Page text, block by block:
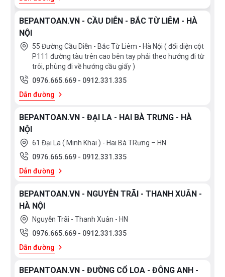
BEPANTOAN.VN - CẦU DIỄN - BẮC TỪ LIÊM - HÀ
NỘI
55 Đường Cầu Diễn - Bắc Từ Liêm - Hà Nội ( đối diện cột
P111 đường tàu trên cao bên tay phải theo hướng đi từ
trôi, phùng đi về hướng cầu giấy )
0976.665.669 - 0912.331.335
Dẫn đường
BEPANTOAN.VN - ĐẠI LA - HAI BÀ TRƯNG - HÀ
NỘI
61 Đại La ( Minh Khai ) - Hai Bà TRưng – HN
0976.665.669 - 0912.331.335
Dẫn đường
BEPANTOAN.VN - NGUYỄN TRÃI - THANH XUÂN -
HÀ NỘI
Nguyễn Trãi - Thanh Xuân - HN
0976.665.669 - 0912.331.335
Dẫn đường
BEPANTOAN.VN - ĐƯỜNG CỔ LOA - ĐÔNG ANH -